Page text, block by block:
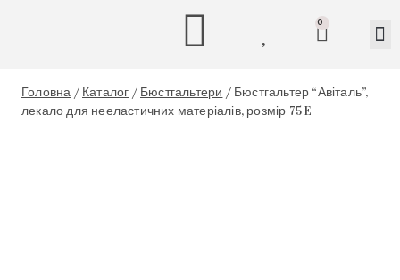
0
Головна / Каталог / Бюстгальтери / Бюстгальтер “Авіталь”,
лекало для нееластичних матеріалів, розмір 75 E